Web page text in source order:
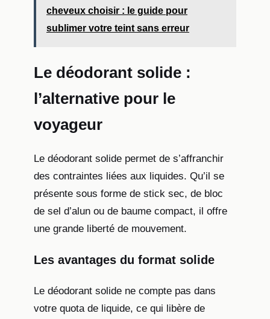
cheveux choisir : le guide pour
sublimer votre teint sans erreur
Le déodorant solide :
l’alternative pour le
voyageur
Le déodorant solide permet de s’affranchir
des contraintes liées aux liquides. Qu’il se
présente sous forme de stick sec, de bloc
de sel d’alun ou de baume compact, il offre
une grande liberté de mouvement.
Les avantages du format solide
Le déodorant solide ne compte pas dans
votre quota de liquide, ce qui libère de